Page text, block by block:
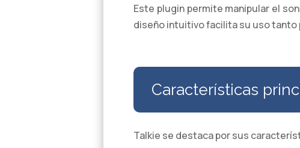
Este plugin permite manipular el
diseño intuitivo facilita su uso tanto
Características
Talkie se destaca por sus